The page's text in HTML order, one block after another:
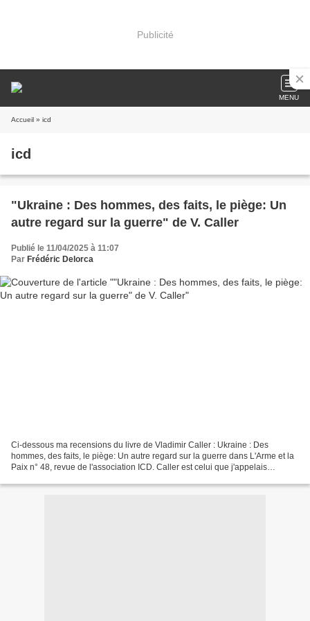
Publicité
MENU
Accueil » icd
icd
"Ukraine : Des hommes, des faits, le piège: Un
autre regard sur la guerre" de V. Caller
Publié le 11/04/2025 à 11:07
Par Frédéric Delorca
Ci-dessous ma recensions du livre de Vladimir Caller : Ukraine : Des
hommes, des faits, le piège: Un autre regard sur la guerre dans L'Arme et la
Paix n° 48, revue de l'association ICD. Caller est celui que j'appelais